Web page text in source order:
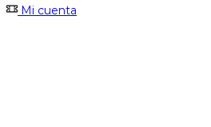
Mi cuenta